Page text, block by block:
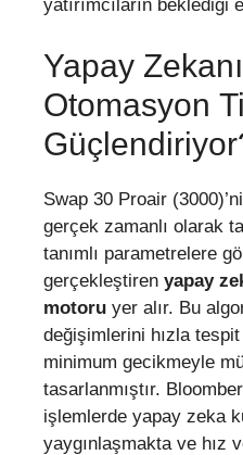
yatırımcıların beklediği
Yapay
Otomasyon
Swap 30 Proair
gerçek zamanlı olarak
tanımlı parametrelere
gerçekleştiren yapay
motoru yer alır. Bu
değişimlerini hızla
minimum gecikmeyle
tasarlanmıştır.
işlemlerde yapay zeka
yaygınlaşmakta ve hız